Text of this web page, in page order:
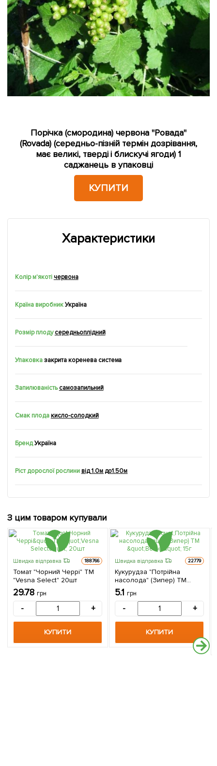
Порічка (смородина) червона "Ровада"
(Rovada) (середньо-пізній термін дозрівання,
має великі, тверді і блискучі ягоди) 1
саджанець в упаковці
КУПИТИ
Характеристики
Колір м'якоті червона
Країна виробник Україна
Розмір плоду середньоплідний
Упаковказакрита коренева система
Запилюваність самозапильний
Смак плодакисло-солодкий
БрендУкраїна
Ріст дорослої рослини від 1.0м до1.50м
З цим товаром купували
Швидка відправка 188766
Томат "Чорний Черрі" ТМ
"Vesna Select" 20шт
29.78 грн
- +
КУПИТИ
Швидка відправка 22779
Кукурудза "Потрійна
насолода" (Зипер) ТМ
"Весна" 15г
5.1 грн
- +
КУПИТИ